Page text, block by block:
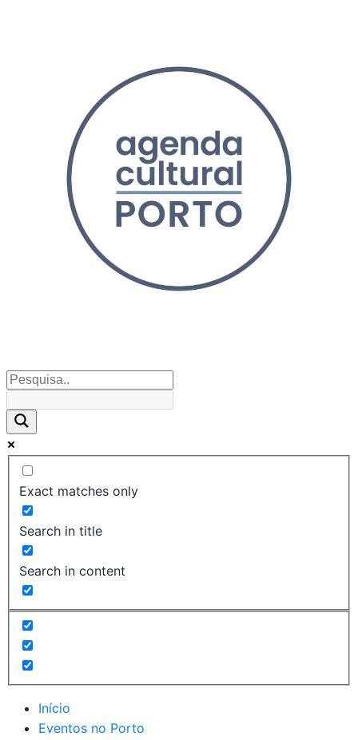
Exact matches only
Search in title
Search in content
Início
Eventos no Porto